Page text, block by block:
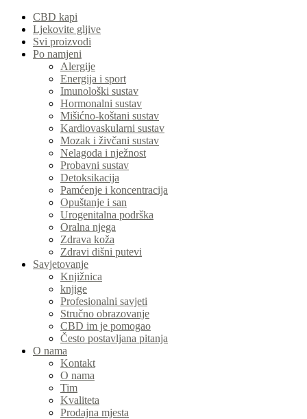
CBD kapi
Ljekovite gljive
Svi proizvodi
Po namjeni
Alergije
Energija i sport
Imunološki sustav
Hormonalni sustav
Mišićno-koštani sustav
Kardiovaskularni sustav
Mozak i živčani sustav
Nelagoda i nježnost
Probavni sustav
Detoksikacija
Pamćenje i koncentracija
Opuštanje i san
Urogenitalna podrška
Oralna njega
Zdrava koža
Zdravi dišni putevi
Savjetovanje
Knjižnica
knjige
Profesionalni savjeti
Stručno obrazovanje
CBD im je pomogao
Često postavljana pitanja
O nama
Kontakt
O nama
Tim
Kvaliteta
Prodajna mjesta